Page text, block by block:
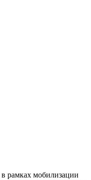
рамках мобилизации